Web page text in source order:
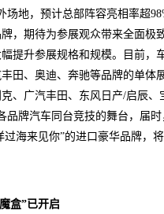
地，预计总部阵容亮相率超
，期待为参展观众带来全面极
提升参展规格和规模。目前，
田、奥迪、奔驰等品牌的单体
、广汽丰田、东风日产/启辰
牌汽车同台竞技的舞台，届时
过海来见你”的进口豪华品牌，
盒”已开启